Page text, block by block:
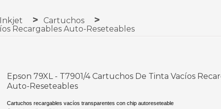
Cartuchos
Recargables Auto-Reseteables
Epson 79XL - T7901/4 Cartuchos De Tinta Vacíos
Auto-Reseteables
Cartuchos recargables vacíos transparentes con chip autoreseteable